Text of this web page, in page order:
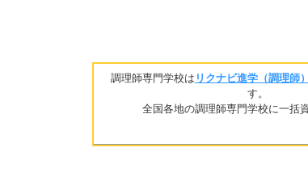
調理師専門学校は リクナビ進学（調理師）
す。
全国各地の調理師専門学校に一括